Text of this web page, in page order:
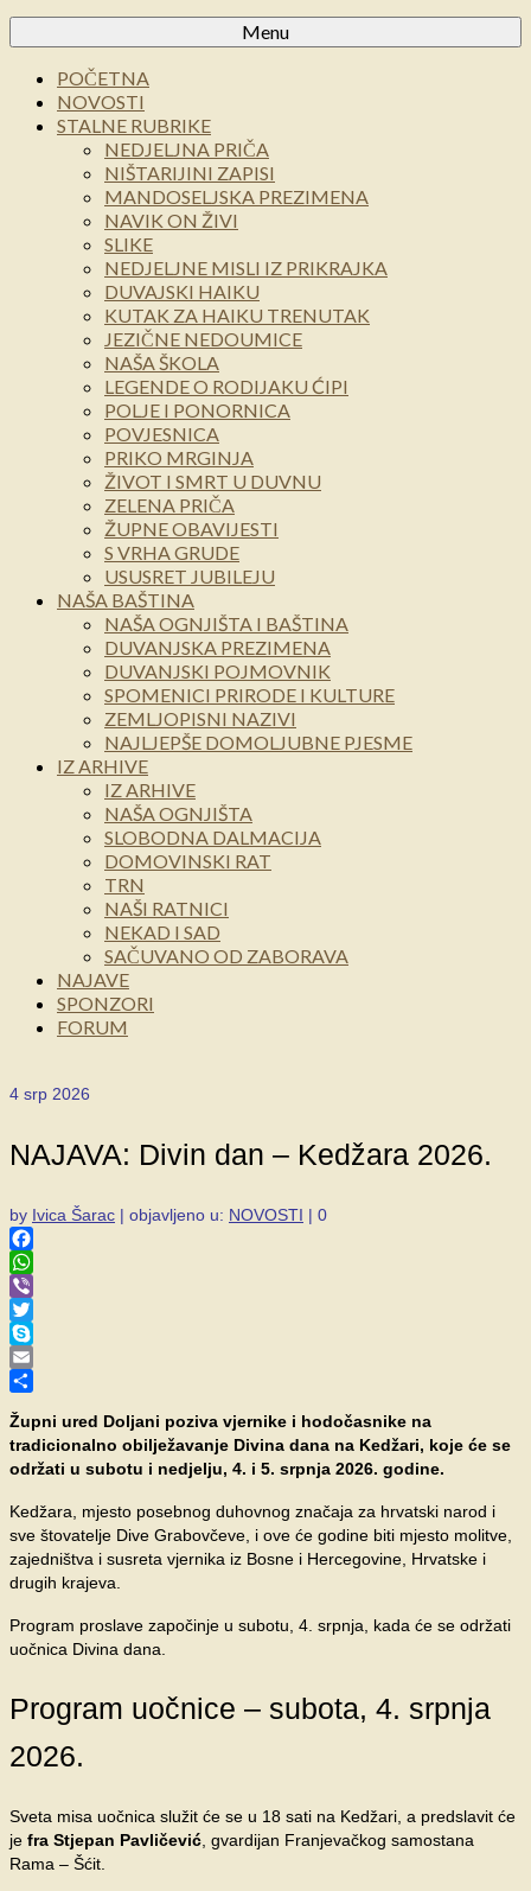
Menu
POČETNA
NOVOSTI
STALNE RUBRIKE
NEDJELJNA PRIČA
NIŠTARIJINI ZAPISI
MANDOSELJSKA PREZIMENA
NAVIK ON ŽIVI
SLIKE
NEDJELJNE MISLI IZ PRIKRAJKA
DUVAJSKI HAIKU
KUTAK ZA HAIKU TRENUTAK
JEZIČNE NEDOUMICE
NAŠA ŠKOLA
LEGENDE O RODIJAKU ĆIPI
POLJE I PONORNICA
POVJESNICA
PRIKO MRGINJA
ŽIVOT I SMRT U DUVNU
ZELENA PRIČA
ŽUPNE OBAVIJESTI
S VRHA GRUDE
USUSRET JUBILEJU
NAŠA BAŠTINA
NAŠA OGNJIŠTA I BAŠTINA
DUVANJSKA PREZIMENA
DUVANJSKI POJMOVNIK
SPOMENICI PRIRODE I KULTURE
ZEMLJOPISNI NAZIVI
NAJLJEPŠE DOMOLJUBNE PJESME
IZ ARHIVE
IZ ARHIVE
NAŠA OGNJIŠTA
SLOBODNA DALMACIJA
DOMOVINSKI RAT
TRN
NAŠI RATNICI
NEKAD I SAD
SAČUVANO OD ZABORAVA
NAJAVE
SPONZORI
FORUM
4 srp 2026
NAJAVA: Divin dan – Kedžara 2026.
by Ivica Šarac | objavljeno u: NOVOSTI | 0
Facebook
WhatsApp
Viber
Twitter
Skype
Email
Župni ured Doljani poziva vjernike i hodočasnike na
tradicionalno obilježavanje Divina dana na Kedžari, koje će se
održati u subotu i nedjelju, 4. i 5. srpnja 2026. godine.
Kedžara, mjesto posebnog duhovnog značaja za hrvatski narod i
sve štovatelje Dive Grabovčeve, i ove će godine biti mjesto molitve,
zajedništva i susreta vjernika iz Bosne i Hercegovine, Hrvatske i
drugih krajeva.
Program proslave započinje u subotu, 4. srpnja, kada će se održati
uočnica Divina dana.
Program uočnice – subota, 4. srpnja
2026.
Sveta misa uočnica služit će se u 18 sati na Kedžari, a predslavit će
je fra Stjepan Pavličević , gvardijan Franjevačkog samostana
Rama – Šćit.